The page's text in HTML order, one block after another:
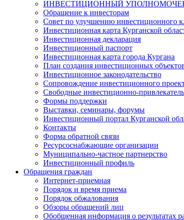
ИНВЕСТИЦИОННЫЙ
Обращение к инвесторам
Совет по улучшению инвестиционного
Инвестиционная карта Курганской
Инвестиционная декларация
Инвестиционный паспорт
Инвестиционная карта города Кургана
План создания инвестиционных
Инвестиционное законодательство
Сопровождение инвестиционного
Свободные инвестиционно-
Формы поддержки
Выставки, семинары, форумы
Инвестиционный портал Курганской
Контакты
Форма обратной связи
Ресурсоснабжающие организации
Муниципально-частное партнерство
Инвестиционный профиль
Обращения граждан
Интернет-приемная
Порядок и время приема
Порядок обжалования
Обзоры обращений лиц
Обобщенная информация о результатах